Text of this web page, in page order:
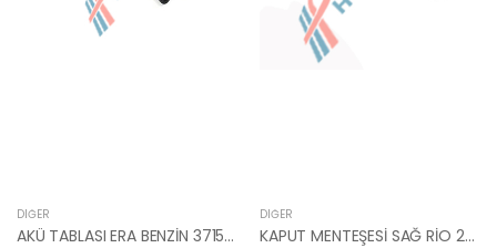
DIĞER
AKÜ TABLASI ERA BENZİN 37150-1G000-HMC
DIĞER
KAPUT MENTEŞESİ SAĞ RİO 2005-2011 79120-1G000-HCC